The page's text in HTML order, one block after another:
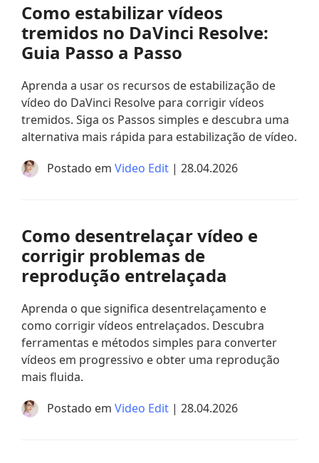
Como estabilizar vídeos
tremidos no DaVinci Resolve:
Guia Passo a Passo
Aprenda a usar os recursos de estabilização de
vídeo do DaVinci Resolve para corrigir vídeos
tremidos. Siga os Passos simples e descubra uma
alternativa mais rápida para estabilização de vídeo.
Postado em Video Edit | 28.04.2026
Como desentrelaçar vídeo e
corrigir problemas de
reprodução entrelaçada
Aprenda o que significa desentrelaçamento e
como corrigir vídeos entrelaçados. Descubra
ferramentas e métodos simples para converter
vídeos em progressivo e obter uma reprodução
mais fluida.
Postado em Video Edit | 28.04.2026